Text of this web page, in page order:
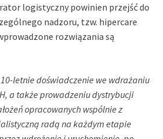
logistyczny powinien przejść do
nadzoru, tzw. hipercare
rozwiązania są
letnie doświadczenie we wdrażaniu
a także prowadzeniu dystrybucji
opracowanych wspólnie z
radą na każdym etapie